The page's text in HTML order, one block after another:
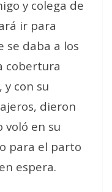
y colega de
ir para
se daba a los
cobertura
con su
dieron
voló en su
para el parto
espera.